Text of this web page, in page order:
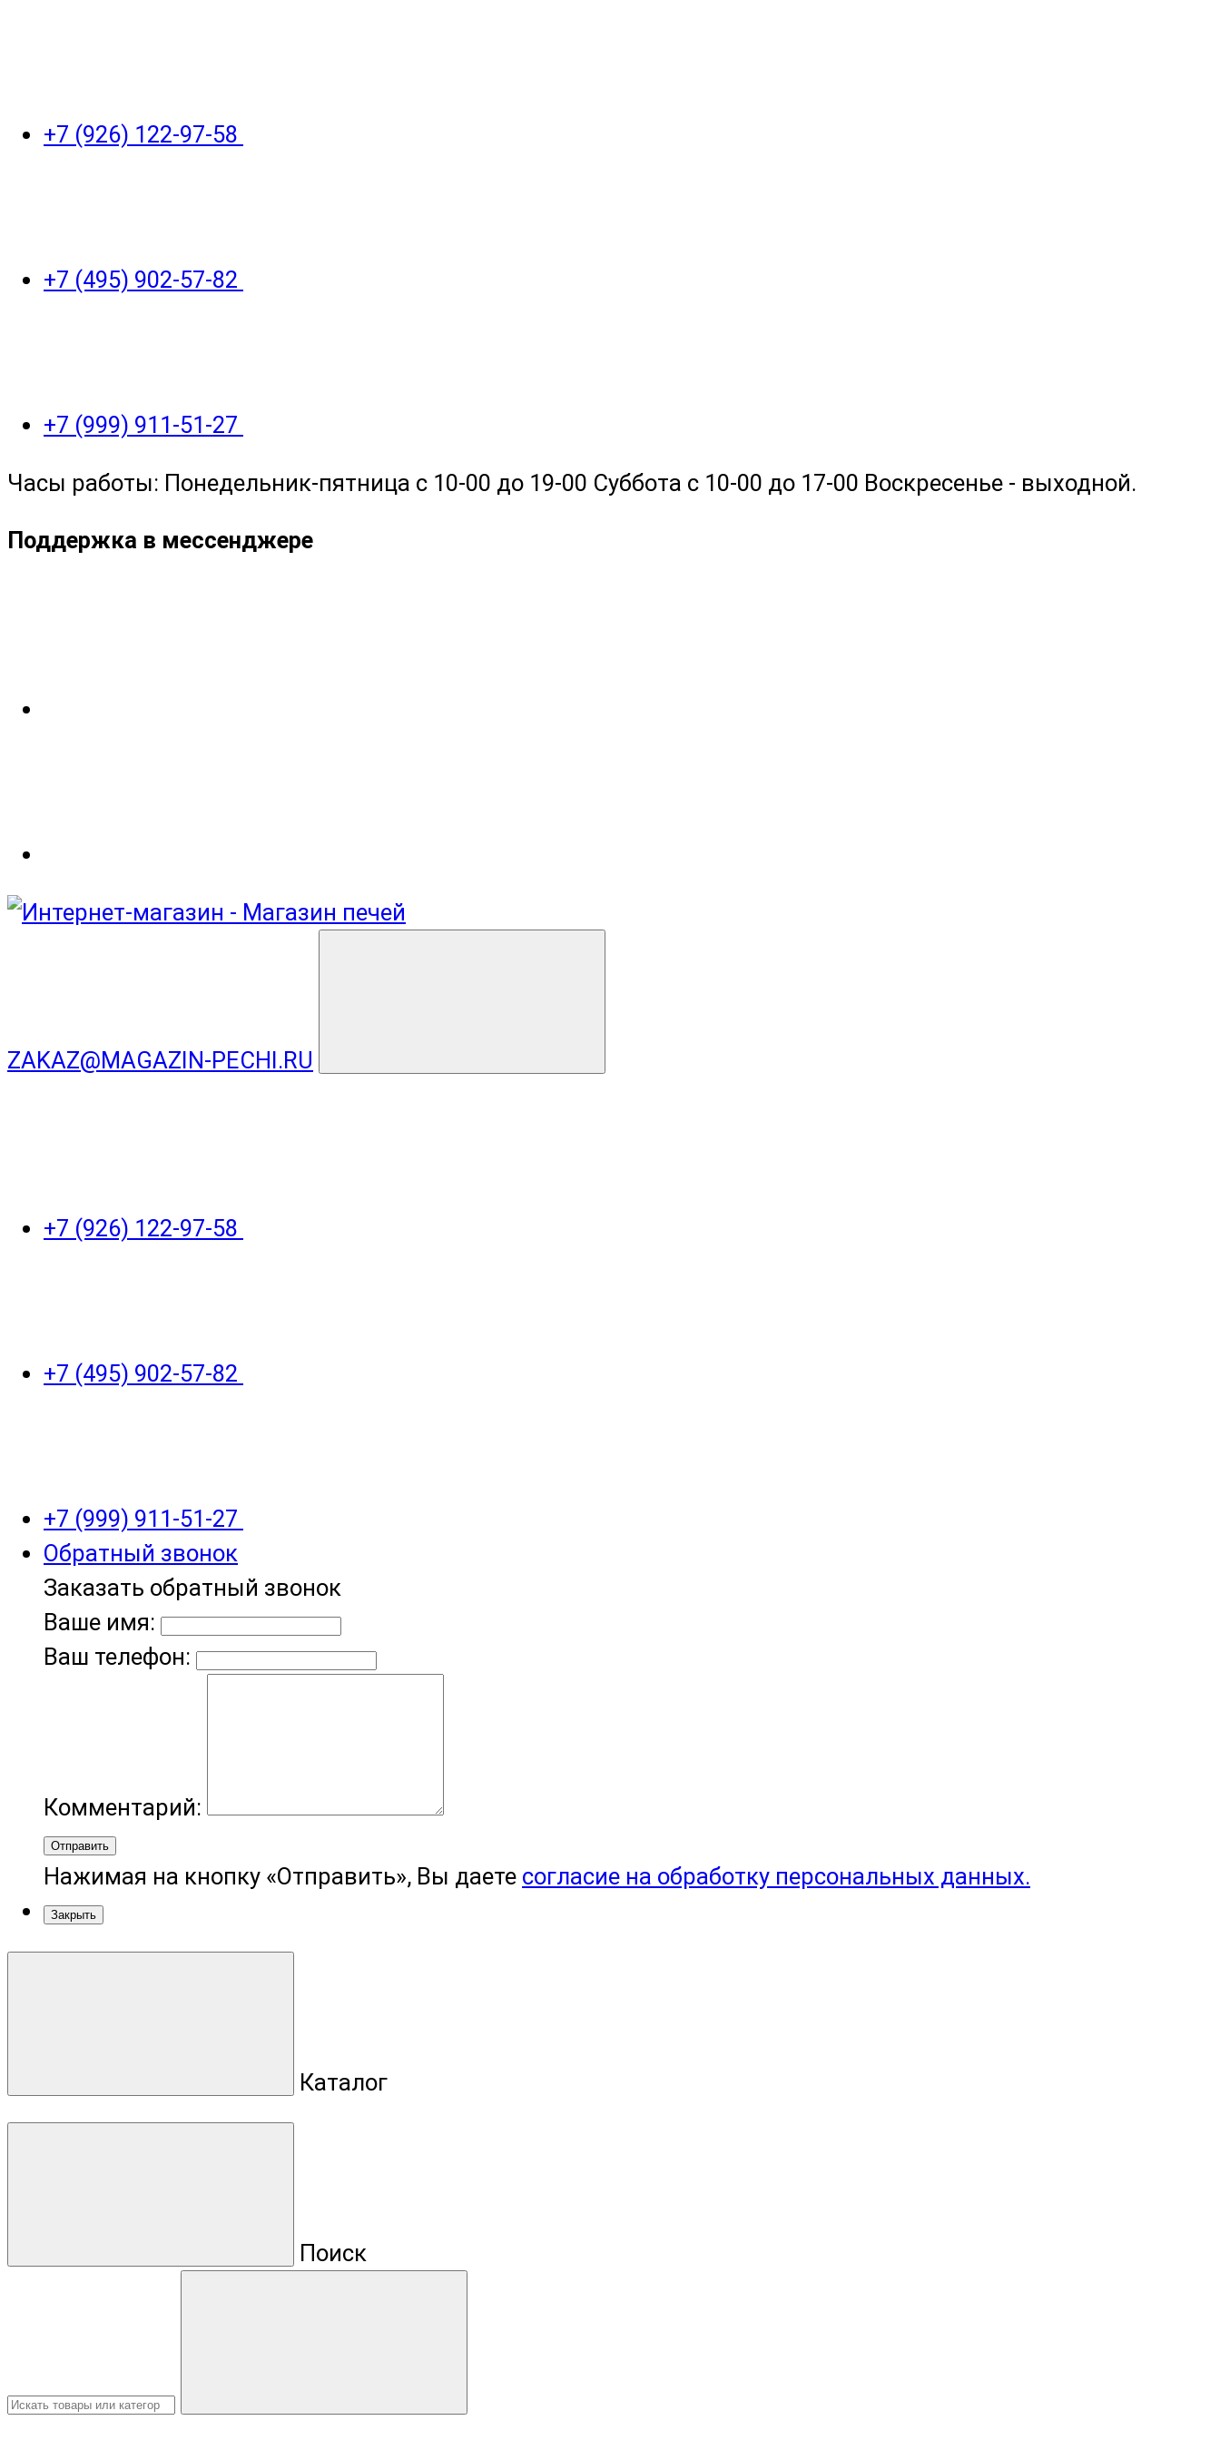
+7 (926) 122-97-58
+7 (495) 902-57-82
+7 (999) 911-51-27
Часы работы: Понедельник-пятница с 10-00 до 19-00 Суббота с 10-00 до 17-00 Воскресенье - выходной.
Поддержка в мессенджере
ZAKAZ@MAGAZIN-PECHI.RU
+7 (926) 122-97-58
+7 (495) 902-57-82
+7 (999) 911-51-27
Обратный звонок
Заказать обратный звонок
Ваше имя:
Ваш телефон:
Комментарий:
Отправить
Нажимая на кнопку «Отправить», Вы даете согласие на обработку персональных данных.
Закрыть
Каталог
Поиск